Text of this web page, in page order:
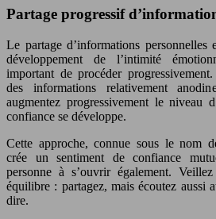
Partage progressif
Le partage d’informations
développement de l’intimité
important de procéder
des informations relativement
augmentez progressivement le niveau
confiance se développe.
Cette approche, connue sous le nom
crée un sentiment de confiance
personne à s’ouvrir également.
équilibre : partagez, mais écoutez aussi
dire.